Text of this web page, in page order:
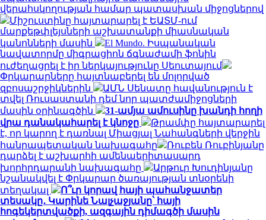
վերահսկողության համար պատասխան միջոցներով
Միշուստինը հայտարարել է ԵԱՏՄ-ում
մարքեթփլեյսների աշխատանքի միասնական
կանոնների մասին
El Mundo. Իսպանական
նավատորմը միգրացիոն ճգնաժամի ֆոնին
ուժեղացրել է իր ներկայությունը Սեուտայում
Փրկարարները հայտնաբերել են մոլորված
զբոսաշրջիկներին
ԱՄՆ Սենատը հավանություն է
տվել Ռուսաստանի դեմ նոր պատժամիջոցների
մասին օրինագծին
31-ամյա ամուսինը խանդի հողի
վրա դանակահարել է կնոջը
Թրամփը հայտարարել
է, որ կարող է դառնալ Միացյալ Նահանգների վերջին
հանրապետական ​​նախագահը
Ռուբեն Ռուբինյանը
դարձել է աշխարհի ամենաերիտասարդ
խորհրդարանի նախագահը
Արթուր Խուդինյանը
նշանակվել է Փրկարար ծառայության տնօրենի
տեղակալ
Ո՞ւր կորավ հայի պահանջատեր
տեսակը․ Կարինե Նալչաջյանը՝ հայի
հոգեկերտվածքի, ազգային դիմագծի մասին